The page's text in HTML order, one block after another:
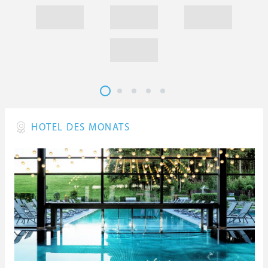
HOTEL DES MONATS